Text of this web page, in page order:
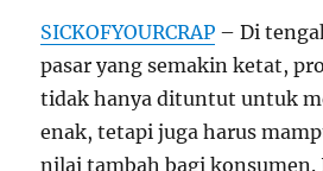
SICKOFYOURCRAP – Di
pasar yang semakin ketat,
tidak hanya dituntut untuk
enak, tetapi juga harus
nilai tambah bagi konsumen.